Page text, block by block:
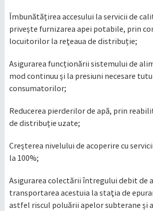
Îmbunătățirea accesului la servicii de
privește furnizarea apei potabile, prin
locuitorilor la reţeaua de distribuție;
Asigurarea funcționării sistemului de
mod continuu și la presiuni necesare
consumatorilor;
Reducerea pierderilor de apă, prin
de distribuție uzate;
Creşterea nivelului de acoperire cu
la 100%;
Asigurarea colectării întregului debit de
transportarea acestuia la staţia de
astfel riscul poluării apelor subterane și